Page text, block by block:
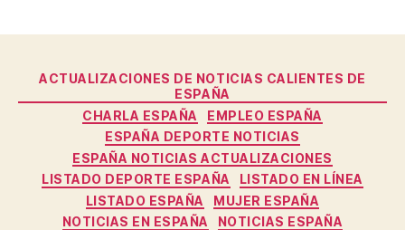
Categories
ACTUALIZACIONES DE NOTICIAS CALIENTES DE
ESPAÑA
CHARLA ESPAÑA
EMPLEO ESPAÑA
ESPAÑA DEPORTE NOTICIAS
ESPAÑA NOTICIAS ACTUALIZACIONES
LISTADO DEPORTE ESPAÑA
LISTADO EN LÍNEA
LISTADO ESPAÑA
MUJER ESPAÑA
NOTICIAS EN ESPAÑA
NOTICIAS ESPAÑA